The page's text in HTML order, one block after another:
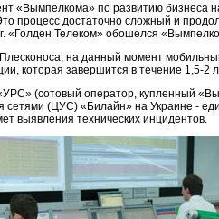
«Вымпелкома» по развитию бизнеса
процесс достаточно сложный и
«Голден Телеком» обошелся
на данный момент
которая завершится в течение 1,5-2
(сотовый оператор, купленный
(ЦУС) «Билайн» на Украине -
выявления технических инцидентов.